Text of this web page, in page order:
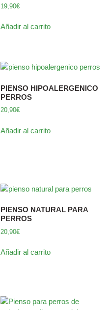
19,90€
Añadir al carrito
PIENSO HIPOALERGENICO
PERROS
20,90€
Añadir al carrito
PIENSO NATURAL PARA
PERROS
20,90€
Añadir al carrito